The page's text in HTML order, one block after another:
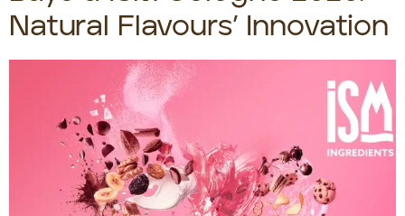
Natural Flavours’ Innovation